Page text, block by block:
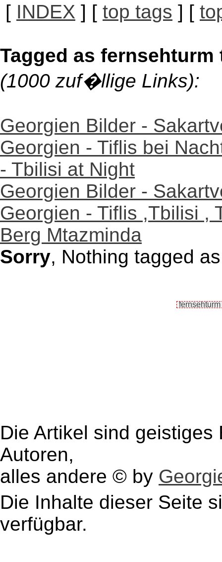
[ INDEX ] [ top tags ] [
Tagged as
(1000 zuf�llige Links):
Georgien Bilder -
Georgien - Tiflis bei
- Tbilisi at Night
Georgien Bilder -
Georgien - Tiflis ,Tbilisi ,
Berg Mtazminda
Sorry, Nothing tagged
Die Artikel sind
Autoren,
alles andere © by
Die Inhalte dieser Seite
verfügbar.